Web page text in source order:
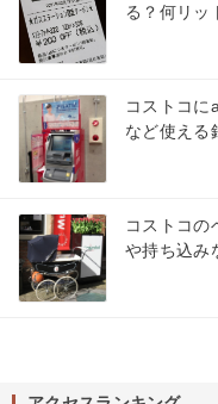
る？何リッ
コストコに
など使える
コストコの
や持ち込み